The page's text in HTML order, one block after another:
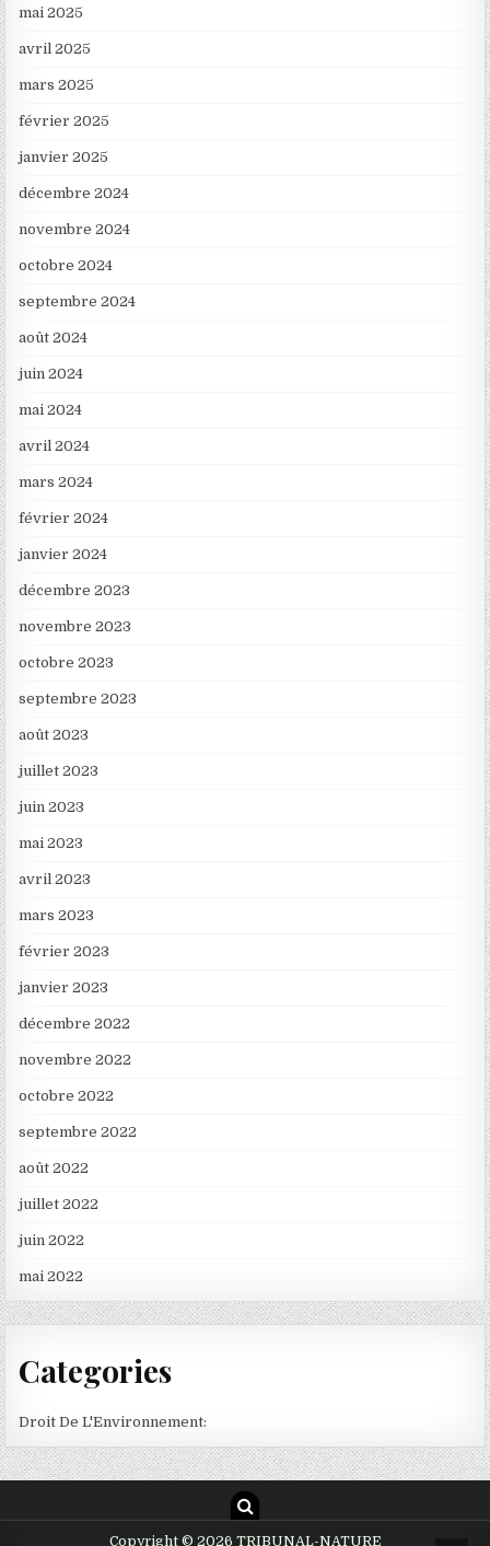
mai 2025
avril 2025
mars 2025
février 2025
janvier 2025
décembre 2024
novembre 2024
octobre 2024
septembre 2024
août 2024
juin 2024
mai 2024
avril 2024
mars 2024
février 2024
janvier 2024
décembre 2023
novembre 2023
octobre 2023
septembre 2023
août 2023
juillet 2023
juin 2023
mai 2023
avril 2023
mars 2023
février 2023
janvier 2023
décembre 2022
novembre 2022
octobre 2022
septembre 2022
août 2022
juillet 2022
juin 2022
mai 2022
Categories
Droit De L'Environnement:
Copyright © 2026 TRIBUNAL-NATURE